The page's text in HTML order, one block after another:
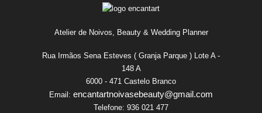
Atelier de Noivos, Beauty & Wedding Planner
Rua Irmãos Sena Esteves ( Granja Parque ) Lote A -
148 A
6000 - 471 Castelo Branco
Email: encantartnoivasebeauty@gmail.com
Telefone: 936 021 477